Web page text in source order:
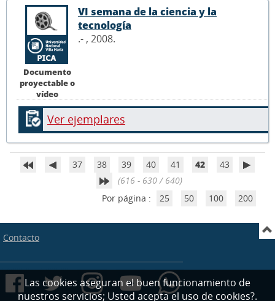
Documento
proyectable o
vídeo
VI semana de la ciencia y la
tecnología
.- , 2008.
Ver ejemplares
37 38 39 40 41 42
43
(616 - 630 / 640)
Por página :
25 50 100 200
Contacto
Las cookies aseguran el buen funcionamiento de
nuestros servicios; Usted acepta el uso de cookies?.